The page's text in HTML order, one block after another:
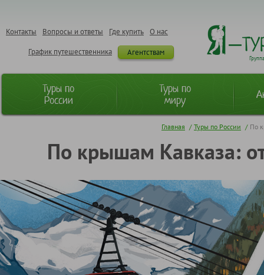
О нас
Где купить
Вопросы и ответы
Контакты
Агентствам
График путешественника
Туры по
России
Туры по
миру
Главная / Туры по России / По
По крышам Кавказа: